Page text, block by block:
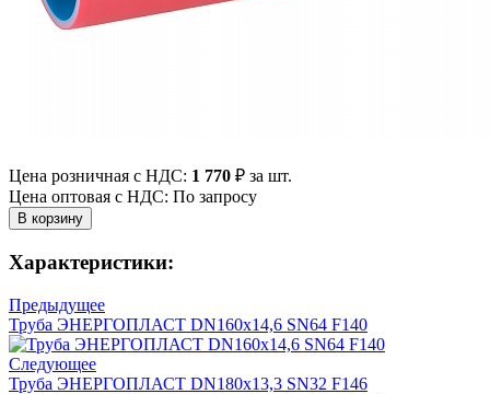
Цена розничная с НДС: 1 770 ₽ за шт.
Цена оптовая с НДС: По запросу
Характеристики:
Предыдущее
Труба ЭНЕРГОПЛАСТ DN160х14,6 SN64 F140
Следующее
Труба ЭНЕРГОПЛАСТ DN180х13,3 SN32 F146